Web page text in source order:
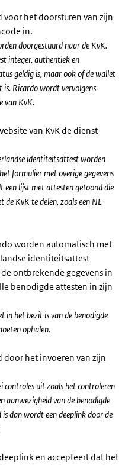
voor het doorsturen van zijn
in.
doorgestuurd naar de KvK.
integer, authentiek en
geldig is, maar ook of de wallet
Ricardo wordt vervolgens
van KvK.
van KvK de dienst
identiteitsattest worden
formulier met overige gegevens
een lijst met attesten getoond die
de KvK te delen, zoals een NL-
worden automatisch met
identiteitsattest
ontbrekende gegevens in
benodigde attesten in zijn
in het bezit is van de benodigde
ophalen.
door het invoeren van zijn
controles uit zoals het controleren
aanwezigheid van de benodigde
dan wordt een deeplink door de
en accepteert dat het